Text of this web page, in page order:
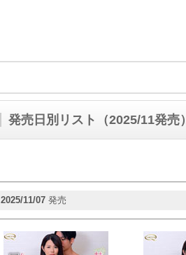
発売日別リスト（2025/11発売）
2025/11/07 発売